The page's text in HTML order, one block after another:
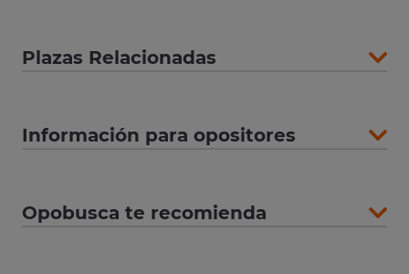
Plazas Relacionadas
Información para opositores
Opobusca te recomienda